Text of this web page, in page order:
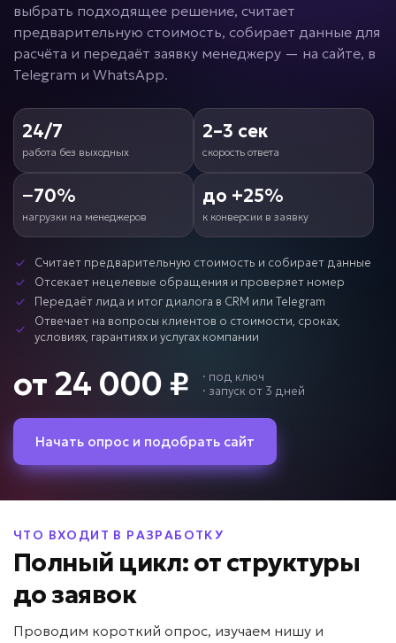
выбрать подходящее решение, считает
предварительную стоимость, собирает данные для
расчёта и передаёт заявку менеджеру — на сайте, в
Telegram и WhatsApp.
24/7
работа без выходных
2–3 сек
скорость ответа
−70%
нагрузки на менеджеров
до +25%
к конверсии в заявку
Считает предварительную стоимость и собирает данные
Отсекает нецелевые обращения и проверяет номер
Передаёт лида и итог диалога в CRM или Telegram
Отвечает на вопросы клиентов о стоимости, сроках,
условиях, гарантиях и услугах компании
от 24 000 ₽ · под ключ
· запуск от 3 дней
Начать опрос и подобрать сайт
ЧТО ВХОДИТ В РАЗРАБОТКУ
Полный цикл: от структуры
до заявок
Проводим короткий опрос, изучаем нишу и